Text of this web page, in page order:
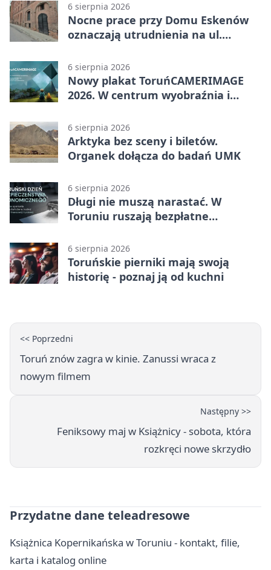
6 sierpnia 2026
Nocne prace przy Domu Eskenów
oznaczają utrudnienia na ul.
6 sierpnia 2026
Nowy plakat ToruńCAMERIMAGE
2026. W centrum wyobraźnia i
6 sierpnia 2026
Arktyka bez sceny i biletów.
Organek dołącza do badań UMK
6 sierpnia 2026
Długi nie muszą narastać. W
Toruniu ruszają bezpłatne
6 sierpnia 2026
Toruńskie pierniki mają swoją
historię - poznaj ją od kuchni
<< Poprzedni
Toruń znów zagra w kinie. Zanussi wraca z
nowym filmem
Następny >>
Feniksowy maj w Książnicy - sobota, która
rozkręci nowe skrzydło
Przydatne dane teleadresowe
Książnica Kopernikańska w Toruniu - kontakt, filie,
karta i katalog online